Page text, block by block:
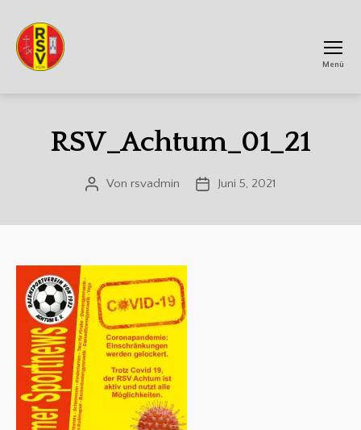
Menü
RSV_Achtum_01_21
Beitragsautor
Von rsvadmin Veröffentlichungsdatum
Juni 5, 2021